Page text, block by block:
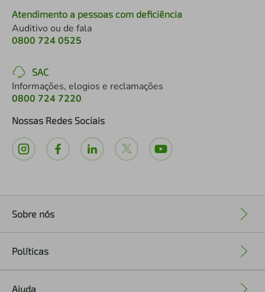
Atendimento a pessoas com deficiência
Auditivo ou de fala
0800 724 0525
SAC
Informações, elogios e reclamações
0800 724 7220
Nossas Redes Sociais
Sobre nós
Políticas
Ajuda